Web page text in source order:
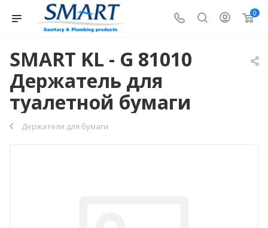
0
SMART KL - G 81010
Держатель для
туалетной бумаги
Держатели для бумаги